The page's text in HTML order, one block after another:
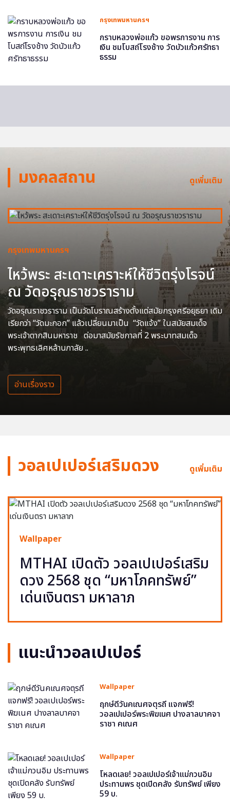
กรุงเทพมหานครฯ
กราบหลวงพ่อแก้ว ขอพรการงาน การ
เงิน ชมโบสถ์โรงช้าง วัดบัวแก้วศรัทธา
ธรรม
มงคลสถาน ดูเพิ่มเติม
กรุงเทพมหานครฯ
ไหว้พระ สะเดาะเคราะห์ให้ชีวิตรุ่งโรจน์
ณ วัดอรุณราชวราราม
วัดอรุณราชวราราม เป็นวัดโบราณสร้างตั้งแต่สมัยกรุงศรีอยุธยา เดิม
เรียกว่า “วัดมะกอก” แล้วเปลี่ยนมาเป็น “วัดแจ้ง” ในสมัยสมเด็จ
พระเจ้าตากสินมหาราช ต่อมาสมัยรัชกาลที่ 2 พระบาทสมเด็จ
พระพุทธเลิศหล้านภาลัย ..
อ่านเรื่องราว
วอลเปเปอร์เสริมดวง ดูเพิ่มเติม
Wallpaper
MTHAI เปิดตัว วอลเปเปอร์เสริม
ดวง 2568 ชุด “มหาโภคทรัพย์”
เด่นเงินตรา มหาลาภ
แนะนำวอลเปเปอร์
Wallpaper
ฤกษ์ดีวันคเณศจตุรถี แจกฟรี!
วอลเปเปอร์พระพิฆเนศ ปางลาลบาคจา
ราชา คเณศ
Wallpaper
โหลดเลย! วอลเปเปอร์เจ้าแม่กวนอิม
ประทานพร ชุดเปิดคลัง รับทรัพย์ เพียง
59 บ.